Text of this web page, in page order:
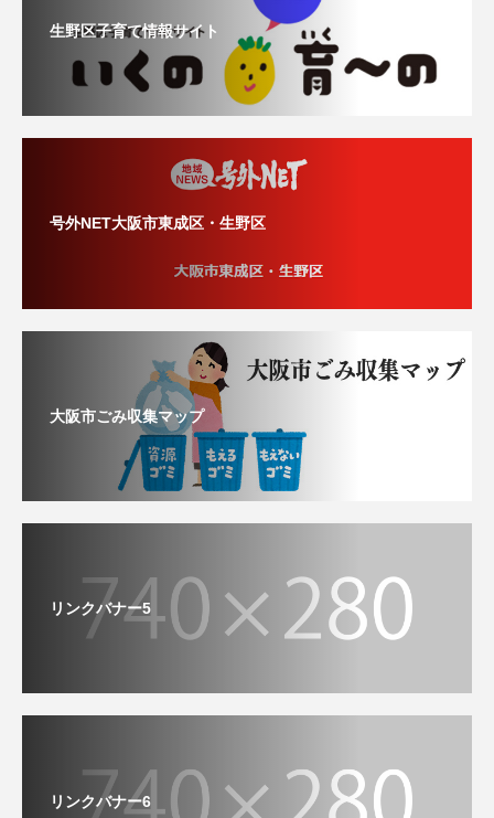
生野区子育て情報サイト
号外NET大阪市東成区・生野区
大阪市ごみ収集マップ
リンクバナー5
リンクバナー6